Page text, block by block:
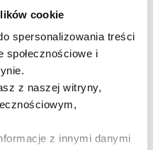
cookie
spersonalizowania treści
społecznościowe i
z naszej witryny,
z innymi danymi
AT2566-88E